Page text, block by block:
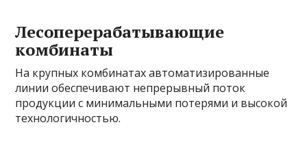
Лесоперерабатывающие
комбинаты
На крупных комбинатах автоматизированные
линии обеспечивают непрерывный поток
продукции с минимальными потерями и высокой
технологичностью.